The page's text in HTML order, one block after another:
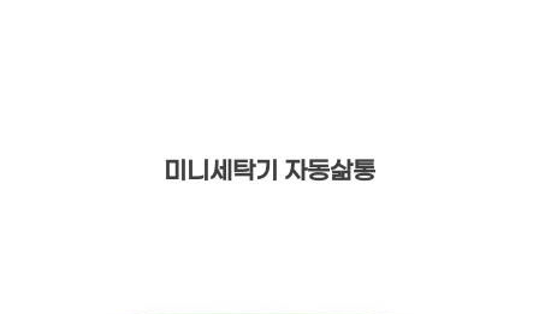
미니세탁기 자동삶통